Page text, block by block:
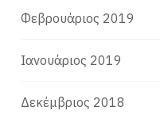
Φεβρουάριος 2019
Ιανουάριος 2019
Δεκέμβριος 2018